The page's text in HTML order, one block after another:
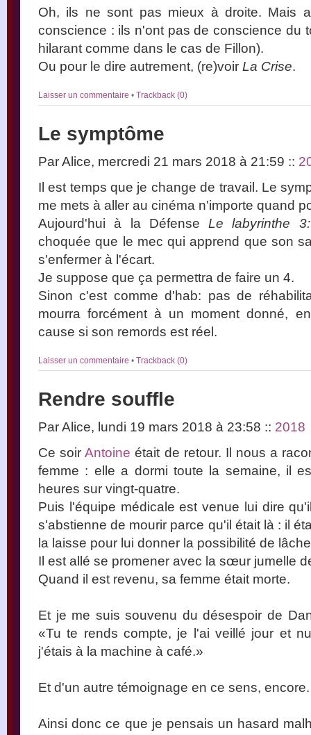
Oh, ils ne sont pas mieux à droite. Mais
conscience : ils n'ont pas de conscience du
hilarant comme dans le cas de Fillon).
Ou pour le dire autrement, (re)voir La Crise.
Laisser un commentaire • Trackback (0)
Le symptôme
Par Alice, mercredi 21 mars 2018 à 21:59 ::
Il est temps que je change de travail. Le
me mets à aller au cinéma n'importe quand
Aujourd'hui à la DéfenseLe labyrinthe
choquée que le mec qui apprend que son
s'enfermer à l'écart.
Je suppose que ça permettra de faire un 4.
Sinon c'est comme d'hab: pas de
mourra forcément à un moment donné,
cause si son remords est réel.
Laisser un commentaire • Trackback (0)
Rendre souffle
Par Alice, lundi 19 mars 2018 à 23:58 :: 2018
Ce soirAntoine était de retour. Il nous a
femme : elle a dormi toute la semaine, il
heures sur vingt-quatre.
Puis l'équipe médicale est venue lui dire
s'abstienne de mourir parce qu'il était là : il
la laisse pour lui donner la possibilité de
Il est allé se promener avec la sœur jumelle
Quand il est revenu, sa femme était morte.
Et je me suis souvenu du désespoir de
«Tu te rends compte, je l'ai veillé jour et
j'étais à la machine à café.»
Et d'un autre témoignage en ce sens, encore.
Ainsi donc ce que je pensais un hasard